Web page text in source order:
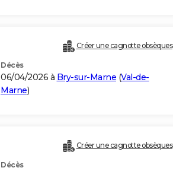
Créer une cagnotte obsèques
Décès
06/04/2026 à Bry-sur-Marne (Val-de-
Marne)
Créer une cagnotte obsèques
Décès